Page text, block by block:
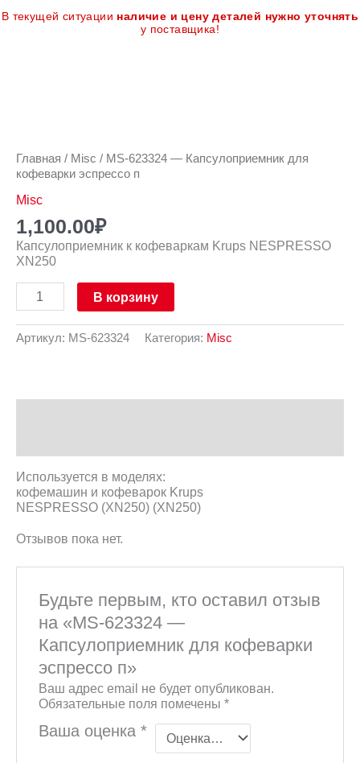
В текущей ситуации наличие и цену деталей нужно уточнять
у поставщика!
Главная / Misc / MS-623324 — Капсулоприемник для
кофеварки эспрессо п
Misc
1,100.00₽
Капсулоприемник к кофеваркам Krups NESPRESSO
XN250
-
Капсулоприемник
для
кофеварки
эспрессо
п
В корзину
Артикул: MS-623324 Категория: Misc
Используется в моделях:
кофемашин и кофеварок Krups
NESPRESSO (XN250) (XN250)
Отзывов пока нет.
Будьте первым, кто оставил отзыв
на «MS-623324 —
Капсулоприемник для кофеварки
эспрессо п»
Ваш адрес email не будет опубликован.
Обязательные поля помечены*
Ваша оценка*